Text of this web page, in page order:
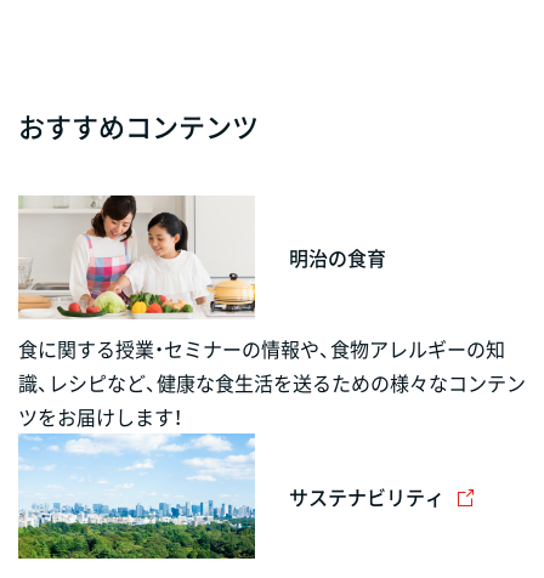
おすすめコンテンツ
明治の食育
食に関する授業・セミナーの情報や、食物アレルギーの知
識、レシピなど、健康な食生活を送るための様々なコンテン
ツをお届けします！
サステナビリティ